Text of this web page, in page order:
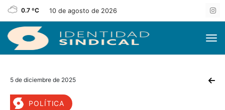
0.7 ºC 10 de agosto de 2026
5 de diciembre de 2025
POLÍTICA